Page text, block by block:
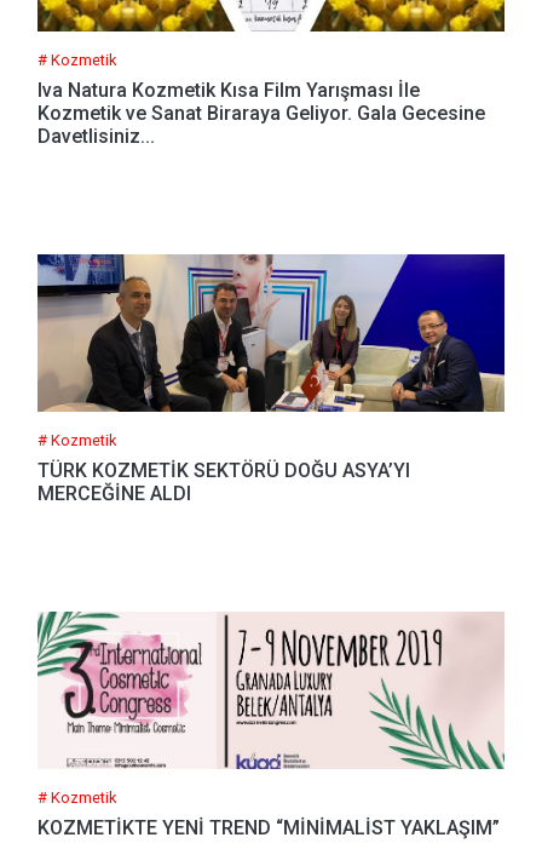
# Kozmetik
Iva Natura Kozmetik Kısa Film Yarışması İle
Kozmetik ve Sanat Biraraya Geliyor. Gala Gecesine
Davetlisiniz...
# Kozmetik
TÜRK KOZMETİK SEKTÖRÜ DOĞU ASYA’YI
MERCEĞİNE ALDI
# Kozmetik
KOZMETİKTE YENİ TREND “MİNİMALİST YAKLAŞIM”